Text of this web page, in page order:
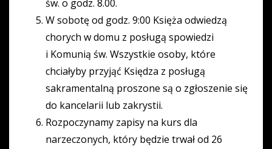
św. o godz. 8.00.
W sobotę od godz. 9:00 Księża odwiedzą
chorych w domu z posługą spowiedzi
i Komunią św. Wszystkie osoby, które
chciałyby przyjąć Księdza z posługą
sakramentalną proszone są o zgłoszenie się
do kancelarii lub zakrystii.
Rozpoczynamy zapisy na kurs dla
narzeczonych, który będzie trwał od 26